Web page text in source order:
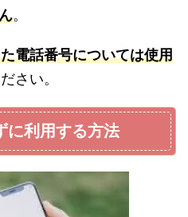
。
電話番号については使用
さい。
に利用する方法